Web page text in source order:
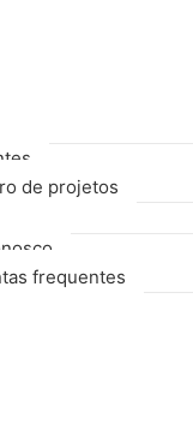
de projetos
frequentes